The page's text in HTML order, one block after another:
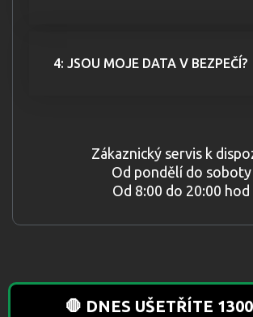
4: JSOU MOJE DATA V BEZPEČÍ?
Zákaznický servis k
Od pondělí do soboty
Od 8:00 do 20:00 hod
🛑 DNES UŠETŘÍTE